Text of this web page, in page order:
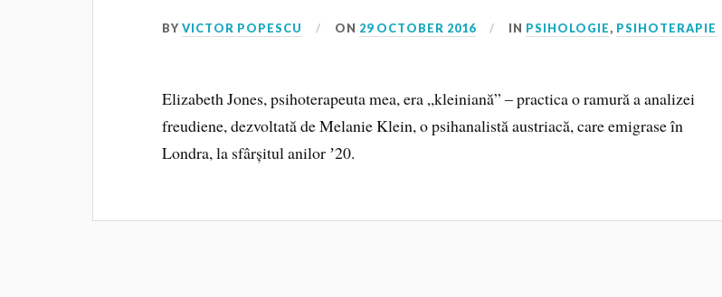
BYVICTOR POPESCU ON 29 OCTOBER 2016 IN PSIHOLOGIE, PSIHOTERAPIE
Elizabeth Jones, psihoterapeuta mea, era „kleiniană” – practica o ramură a analizei
freudiene, dezvoltată de Melanie Klein, o psihanalistă austriacă, care emigrase în
Londra, la sfârșitul anilor ʼ20.